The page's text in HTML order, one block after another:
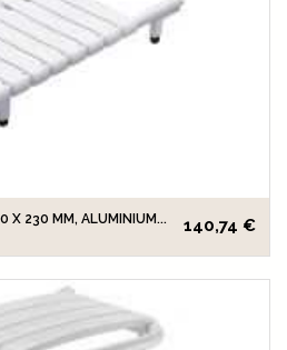
X 230 MM, ALUMINIUM...
140,74 €